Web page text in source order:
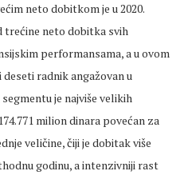
neto dobitkom je u 2020.
trećine neto dobitka svih
performansama, a u ovom
radnik angažovan u
je najviše velikih
milion dinara povećan za
veličine, čiji je dobitak više
godinu, a intenzivniji rast